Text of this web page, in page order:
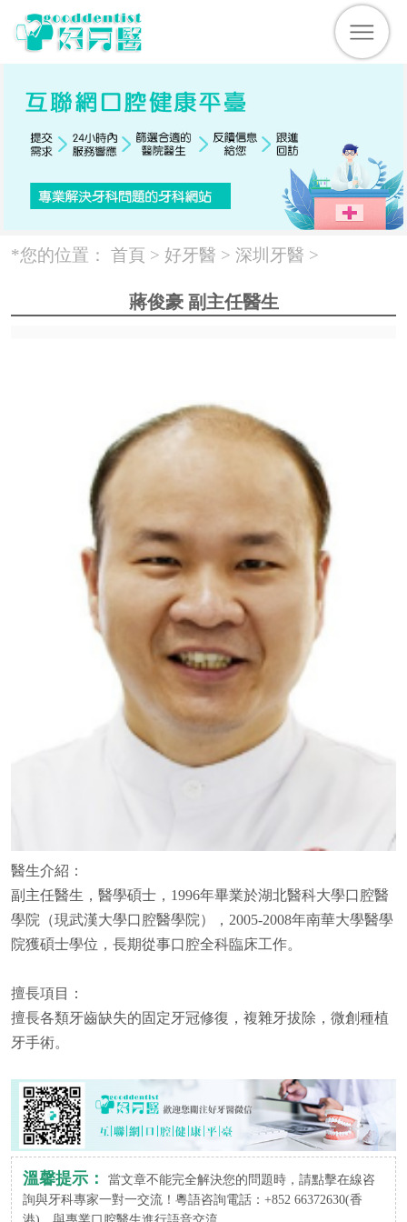
*您的位置： 首頁 > 好牙醫 > 深圳牙醫 >
蔣俊豪 副主任醫生
醫生介紹：
副主任醫生，醫學碩士，1996年畢業於湖北醫科大學口腔醫
學院（現武漢大學口腔醫學院），2005-2008年南華大學醫學
院獲碩士學位，長期從事口腔全科臨床工作。
擅長項目：
擅長各類牙齒缺失的固定牙冠修復，複雜牙拔除，微創種植
牙手術。
溫馨提示：
當文章不能完全解決您的問題時，請點擊在線咨
詢與牙科專家一對一交流！粵語咨詢電話：+852 66372630(香